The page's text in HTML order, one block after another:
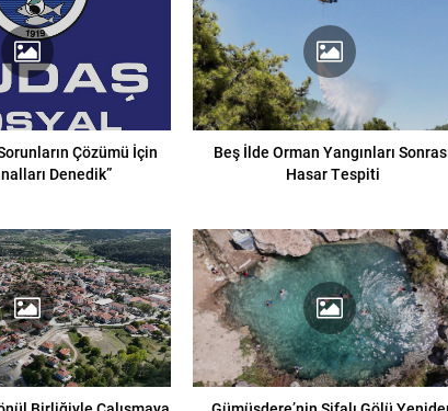
Çözümü İçin
Denedik”
Beş İlde Orman Yangınları
Hasar Tespiti